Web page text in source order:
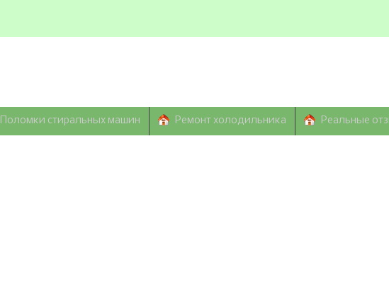
Поломки стиральных машин Ремонт холодильника Реальные